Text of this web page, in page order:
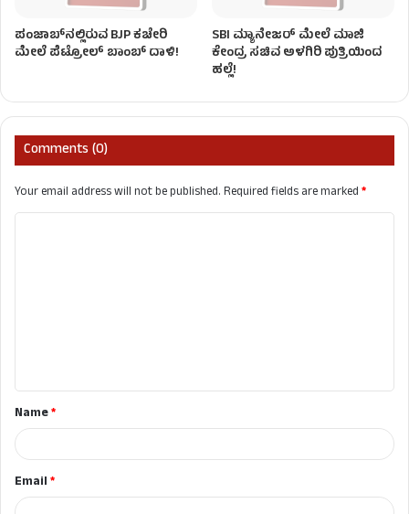
ಪಂಜಾಬ್‌ನಲ್ಲಿರುವ BJP ಕಚೇರಿ
ಮೇಲೆ ಪೆಟ್ರೋಲ್ ಬಾಂಬ್ ದಾಳಿ!
SBI ಮ್ಯಾನೇಜರ್‌ ಮೇಲೆ ಮಾಜಿ
ಕೇಂದ್ರ ಸಚಿವ ಅಳಗಿರಿ ಪುತ್ರಿಯಿಂದ
ಹಲ್ಲೆ!
Comments (0)
Your email address will not be published.Required fields are marked*
t
*Name*
Email*